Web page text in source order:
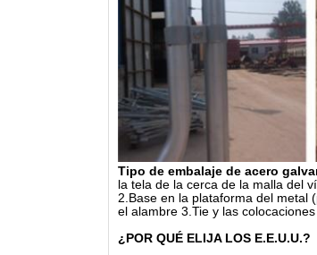
Tipo de embalaje de acero
la tela de la cerca de la malla del
2.Base en la plataforma del metal
el alambre 3.Tie y las
¿POR QUÉ ELIJA LOS E.E.U.U.?